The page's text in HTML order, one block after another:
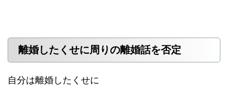
離婚したくせに周りの離婚話を否定
自分は離婚したくせに